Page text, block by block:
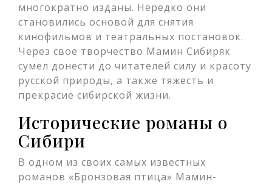
многократно изданы. Нередко они
становились основой для снятия
кинофильмов и театральных постановок.
Через свое творчество Мамин Сибиряк
сумел донести до читателей силу и красоту
русской природы, а также тяжесть и
прекрасие сибирской жизни.
Исторические романы о
Сибири
В одном из своих самых известных
романов «Бронзовая птица» Мамин-